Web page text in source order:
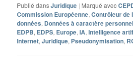
Publié dansJuridique | Marqué avec
Commission Européenne,Contrôleur de
données, Données à caractère personnel
EDPB, EDPS, Europe,IA,Intelligence
Internet,Juridique, Pseudonymisation,